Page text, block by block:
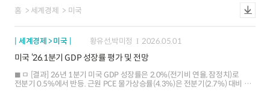
감소하고 순수출ㆍ재고투자의 마이너스 폭이 확대되면서 성장률이 하락 ㅇ
물가: PCE 물가상승률(4.6% 5.1%)은 추가 상승하면서 `22.2분기 이후
측면에서 민간 수요 강세, 기업투자 호조 부문 확대(AI 비AI) 등은 긍정적 ㅇ 기저
소비지출이 큰 폭으로 반등하는 등 민간수요 주도의 성장세가 강화 ㅇ 하방
요인은 일시적: 정부지출 감소, 재고 감소세 지속, 순수출 마이너스폭 확대 등이
GDP 성장률을 낮추었으나 대부분 일시적ㆍ기술적 요인에 해당 ㅇ 인플레이션
압력 완화: 근원 PCE 인플레이션(3.4%) 오름세 완화는 △관세 전가 움직임
홈 세계경제 미국
세계경제 > 미국 황유선,박미정 2026.05.01
미국 ‘26.1분기 GDP 성장률 평가 및 전망
ㅁ [결과] 26년 1분기 미국 GDP 성장률은 2.0%(전기비 연율, 잠정치)로
전분기 0.5%에서 반등. 근원 PCE 물가상승률(4.3%)은 전분기(2.7%) 대비 큰